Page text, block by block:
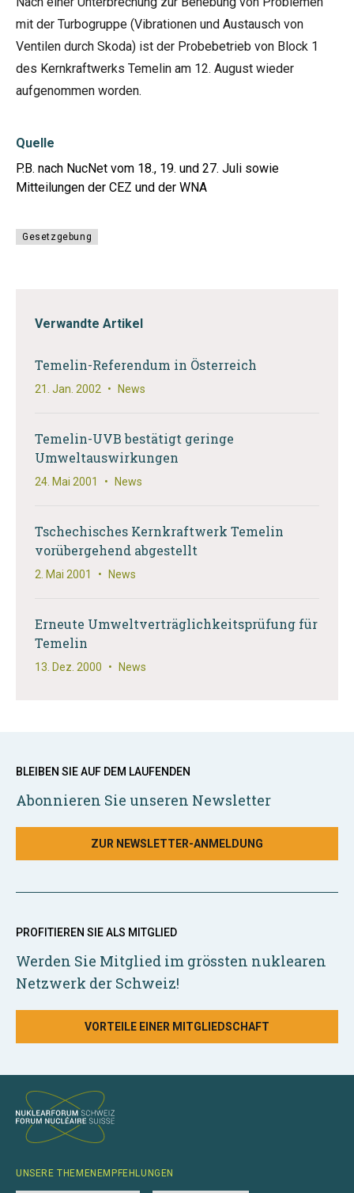
mit der Turbogruppe (Vibrationen und Austausch von
Ventilen durch Skoda) ist der Probebetrieb von Block 1
des Kernkraftwerks Temelin am 12. August wieder
aufgenommen worden.
Quelle
P.B. nach NucNet vom 18., 19. und 27. Juli sowie
Mitteilungen der CEZ und der WNA
Gesetzgebung
Verwandte Artikel
Temelin-Referendum in Österreich
21. Jan. 2002 • News
Temelin-UVB bestätigt geringe
Umweltauswirkungen
24. Mai 2001 • News
Tschechisches Kernkraftwerk Temelin
vorübergehend abgestellt
2. Mai 2001 • News
Erneute Umweltverträglichkeitsprüfung für
Temelin
13. Dez. 2000 • News
BLEIBEN SIE AUF DEM LAUFENDEN
Abonnieren Sie unseren Newsletter
ZUR NEWSLETTER-ANMELDUNG
PROFITIEREN SIE ALS MITGLIED
Werden Sie Mitglied im grössten nuklearen
Netzwerk der Schweiz!
VORTEILE EINER MITGLIEDSCHAFT
UNSERE THEMENEMPFEHLUNGEN